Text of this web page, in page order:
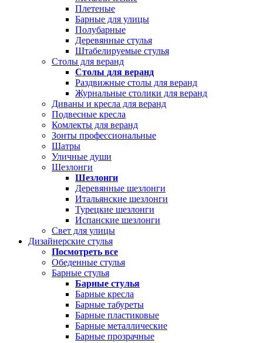
Плетеные
Барные для улицы
Полубарные
Деревянные стулья
Штабелируемые стулья
Столы для веранд
Столы для веранд
Раздвижные столы для веранд
Журнальные столики для веранд
Диваны и кресла для веранд
Подвесные кресла
Комлекты для веранд
Зонты профессиональные
Шатры
Уличные души
Шезлонги
Шезлонги
Деревянные шезлонги
Итальянские шезлонги
Турецкие шезлонги
Испанские шезлонги
Свет для улицы
Дизайнерские стулья
Посмотреть все
Обеденные стулья
Барные стулья
Барные стулья
Барные кресла
Барные табуреты
Барные пластиковые
Барные металлические
Барные прозрачные